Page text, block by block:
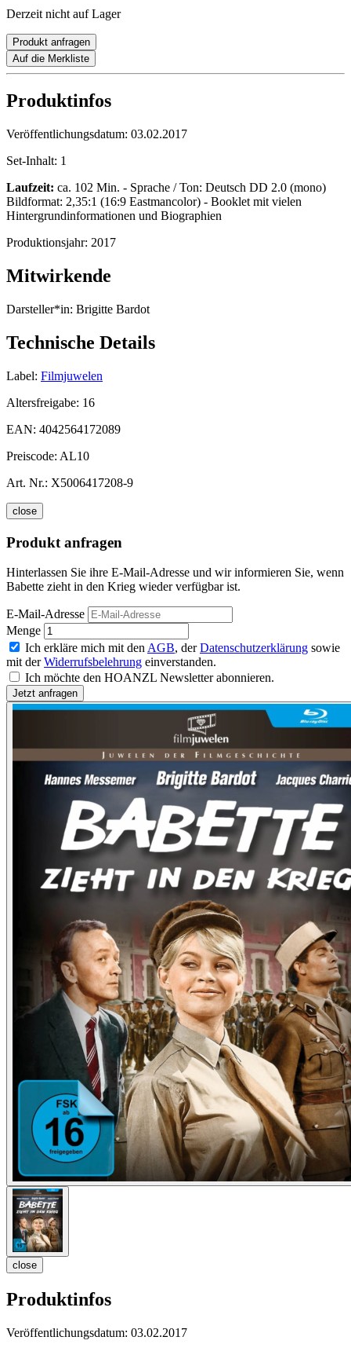
Derzeit nicht auf Lager
Produkt anfragen
Auf die Merkliste
Produktinfos
Veröffentlichungsdatum: 03.02.2017
Set-Inhalt: 1
Laufzeit: ca. 102 Min. - Sprache / Ton: Deutsch DD 2.0 (mono)
Bildformat: 2,35:1 (16:9 Eastmancolor) - Booklet mit vielen
Hintergrundinformationen und Biographien
Produktionsjahr: 2017
Mitwirkende
Darsteller*in: Brigitte Bardot
Technische Details
Label: Filmjuwelen
Altersfreigabe: 16
EAN: 4042564172089
Preiscode: AL10
Art. Nr.: X5006417208-9
close
Produkt anfragen
Hinterlassen Sie ihre E-Mail-Adresse und wir informieren Sie, wenn
Babette zieht in den Krieg wieder verfügbar ist.
E-Mail-Adresse
Menge
Ich erkläre mich mit den AGB, derDatenschutzerklärung sowie
mit derWiderrufsbelehrung einverstanden.
Ich möchte den HOANZL Newsletter abonnieren.
close
Produktinfos
Veröffentlichungsdatum: 03.02.2017